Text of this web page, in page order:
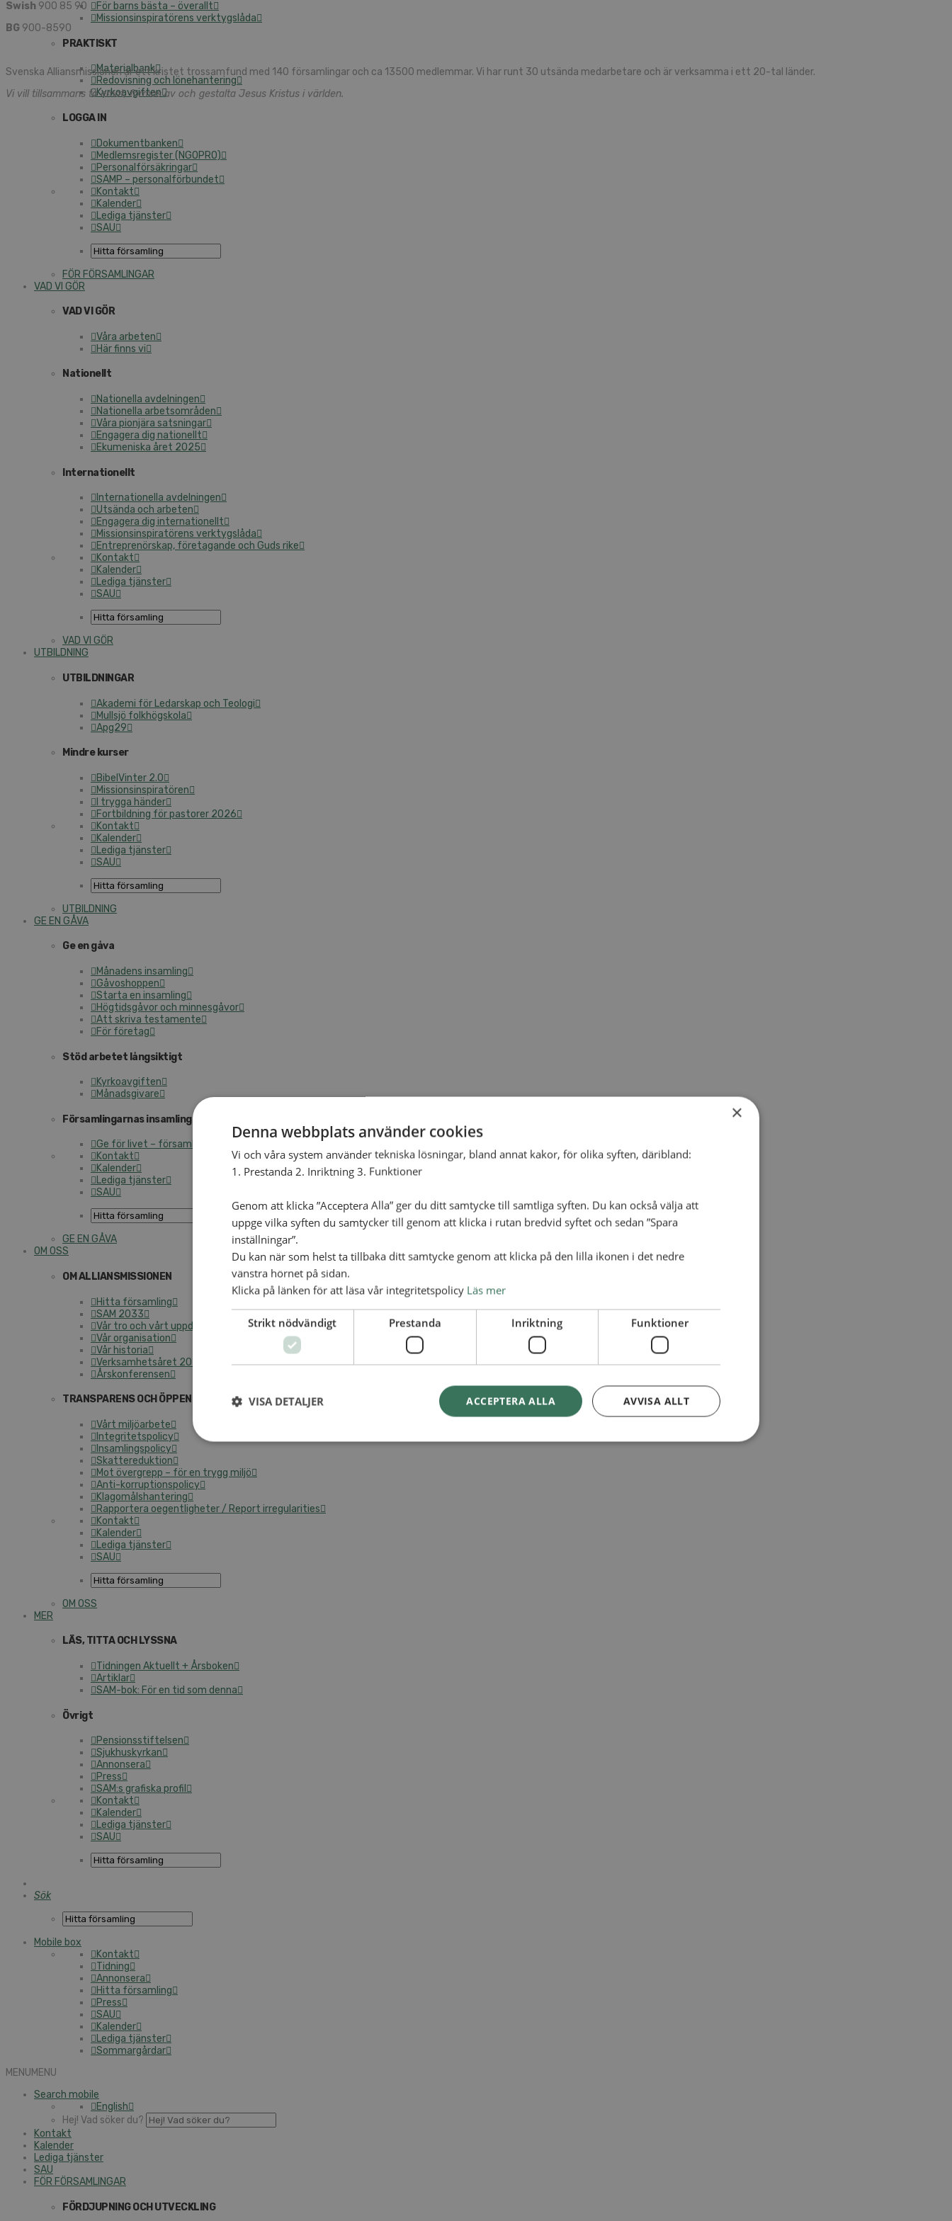
För barns bästa – överallt
Missionsinspiratörens verktygslåda
PRAKTISKT
Materialbank
Redovisning och lönehantering
Kyrkoavgiften
LOGGA IN
Dokumentbanken
Medlemsregister (NGOPRO)
Personalförsäkringar
SAMP – personalförbundet
Kontakt
Kalender
Lediga tjänster
SAU
FÖR FÖRSAMLINGAR
VAD VI GÖR
VAD VI GÖR
Våra arbeten
Här finns vi
Nationellt
Nationella avdelningen
Nationella arbetsområden
Våra pionjära satsningar
Engagera dig nationellt
Ekumeniska året 2025
Internationellt
Internationella avdelningen
Utsända och arbeten
Engagera dig internationellt
Missionsinspiratörens verktygslåda
Entreprenörskap, företagande och Guds rike
Kontakt
Kalender
Lediga tjänster
SAU
VAD VI GÖR
UTBILDNING
UTBILDNINGAR
Akademi för Ledarskap och Teologi
Mullsjö folkhögskola
Apg29
Mindre kurser
BibelVinter 2.0
Missionsinspiratören
I trygga händer
Fortbildning för pastorer 2026
Kontakt
Kalender
Lediga tjänster
SAU
UTBILDNING
GE EN GÅVA
Ge en gåva
Månadens insamling
Gåvoshoppen
Starta en insamling
Högtidsgåvor och minnesgåvor
Att skriva testamente
För företag
Stöd arbetet långsiktigt
Kyrkoavgiften
Månadsgivare
Församlingarnas insamlingsarbete
Ge för livet – församlingens insamling
Kontakt
Kalender
Lediga tjänster
SAU
GE EN GÅVA
OM OSS
OM ALLIANSMISSIONEN
Hitta församling
SAM 2033
Vår tro och vårt uppdrag
Vår organisation
Vår historia
Verksamhetsåret 2025
Årskonferensen
TRANSPARENS OCH ÖPPENHET
Vårt miljöarbete
Integritetspolicy
Insamlingspolicy
Skattereduktion
Mot övergrepp – för en trygg miljö
Anti-korruptionspolicy
Klagomålshantering
Rapportera oegentligheter / Report irregularities
Kontakt
Kalender
Lediga tjänster
SAU
OM OSS
MER
LÄS, TITTA OCH LYSSNA
Tidningen Aktuellt + Årsboken
Artiklar
SAM-bok: För en tid som denna
Övrigt
Pensionsstiftelsen
Sjukhuskyrkan
Annonsera
Press
SAM:s grafiska profil
Kontakt
Kalender
Lediga tjänster
SAU
Sök
Mobile box
Kontakt
Tidning
Annonsera
Hitta församling
Press
SAU
Kalender
Lediga tjänster
Sommargårdar
MENUMENU
Search mobile
English
Hej! Vad söker du?
Kontakt
Kalender
Lediga tjänster
SAU
FÖR FÖRSAMLINGAR
FÖRDJUPNING OCH UTVECKLING
Swish 900 85 90
BG 900-8590
Svenska Alliansmissionen är ett kristet trossamfund med 140 församlingar och ca 13500 medlemmar. Vi har runt 30 utsända medarbetare och är verksamma i ett 20-tal länder.
Vi vill tillsammans ta emot, formas av och gestalta Jesus Kristus i världen.
×
Denna webbplats använder cookies
Vi och våra system använder tekniska lösningar, bland annat kakor, för olika syften, däribland:
1. Prestanda 2. Inriktning 3. Funktioner
Genom att klicka ”Acceptera Alla” ger du ditt samtycke till samtliga syften. Du kan också välja att
uppge vilka syften du samtycker till genom att klicka i rutan bredvid syftet och sedan ”Spara
inställningar”.
Du kan när som helst ta tillbaka ditt samtycke genom att klicka på den lilla ikonen i det nedre
vänstra hörnet på sidan.
Klicka på länken för att läsa vår integritetspolicy Läs mer
Strikt nödvändigt Prestanda Inriktning Funktioner
ACCEPTERA ALLA AVVISA ALLT
VISA DETALJER